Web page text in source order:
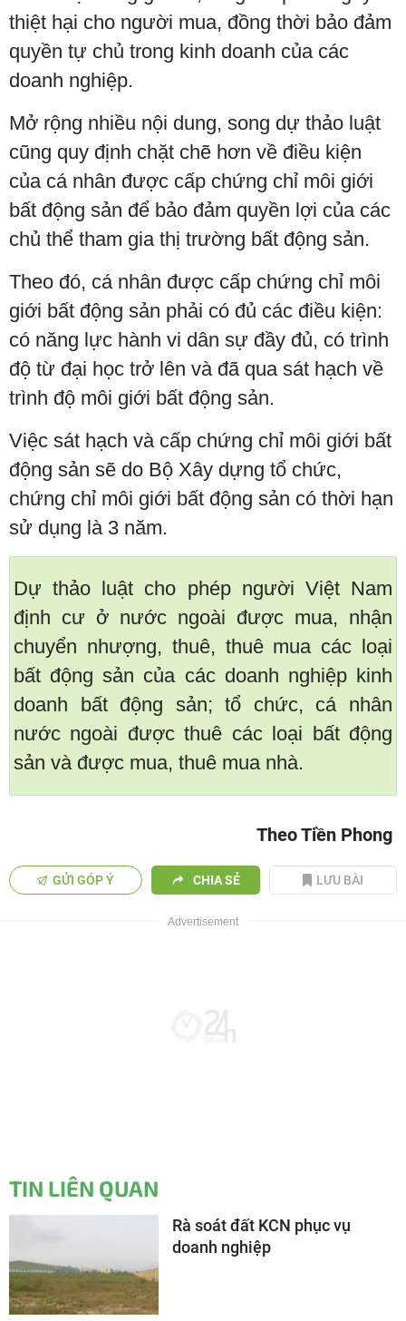
thiệt hại cho người mua, đồng thời bảo đảm
quyền tự chủ trong kinh doanh của các
doanh nghiệp.
Mở rộng nhiều nội dung, song dự thảo luật
cũng quy định chặt chẽ hơn về điều kiện
của cá nhân được cấp chứng chỉ môi giới
bất động sản để bảo đảm quyền lợi của các
chủ thể tham gia thị trường bất động sản.
Theo đó, cá nhân được cấp chứng chỉ môi
giới bất động sản phải có đủ các điều kiện:
có năng lực hành vi dân sự đầy đủ, có trình
độ từ đại học trở lên và đã qua sát hạch về
trình độ môi giới bất động sản.
Việc sát hạch và cấp chứng chỉ môi giới bất
động sản sẽ do Bộ Xây dựng tổ chức,
chứng chỉ môi giới bất động sản có thời hạn
sử dụng là 3 năm.
Dự thảo luật cho phép người Việt Nam
định cư ở nước ngoài được mua, nhận
chuyển nhượng, thuê, thuê mua các loại
bất động sản của các doanh nghiệp kinh
doanh bất động sản; tổ chức, cá nhân
nước ngoài được thuê các loại bất động
sản và được mua, thuê mua nhà.
Theo Tiền Phong
GỬI GÓP Ý CHIA SẺ LƯU BÀI
TIN LIÊN QUAN
Rà soát đất KCN phục vụ
doanh nghiệp